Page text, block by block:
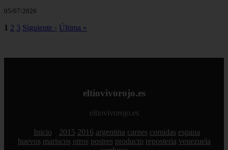
05/07/2026
1 2 3 Siguiente › Última »
eltiovivorojo.es
eltiovivorojo.es
Inicio 2015 2016 argentina carnes comidas espana
huevos mariscos otros postres producto reposteria venezuela